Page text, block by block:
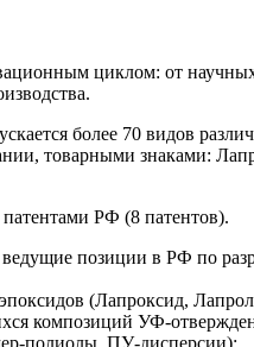
циклом: от
более 70 видов
товарными знаками:
РФ (8 патентов).
позиции в РФ по
(Лапроксид,
композиций УФ-